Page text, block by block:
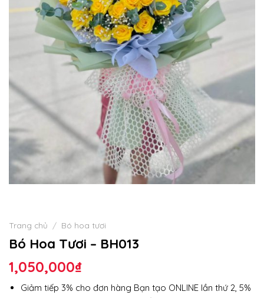
Trang chủ / Bó hoa tươi
Bó Hoa Tươi – BH013
1,050,000₫
Giảm tiếp 3% cho đơn hàng Bạn tạo ONLINE lần thứ 2, 5%